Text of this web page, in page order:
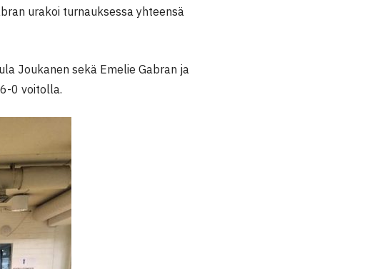
urakoi turnauksessa yhteensä
Joukanen sekä Emelie Gabran ja
0 voitolla.